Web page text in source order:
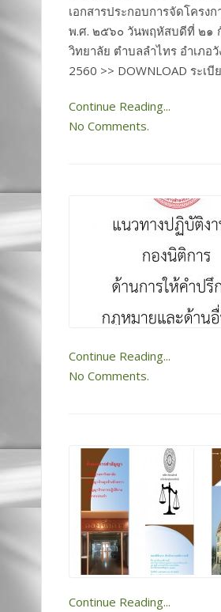
เอกสารประกอบการจัดโคร
พ.ศ. ๒๕๖๐ วันพฤหัสบดีที่ ๒๑
วิทยาลัย ตำบลลำไทร อำเภอ
2560 >> DOWNLOAD ระเ
Continue Reading...
No Comments.
Continue Reading...
No Comments.
Continue Reading...